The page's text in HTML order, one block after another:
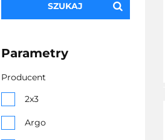
SZUKAJ
Parametry
Producent
2x3
Argo